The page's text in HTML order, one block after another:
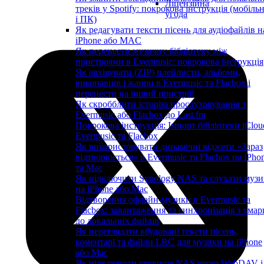
треків у Spotify: покрокова інструкція
і ПК)
Як редагувати тексти пісень для аудіофайлів
iPhone або MAC
Як перенести музичну бібліотеку між
пристроями в Evermusic: покрокова інструкція
Як архівувати (ZIP) плейлисти, альбоми,
виконавців і жанри в Evermusic та Flacbox і
перенести на інший пристрій
Як скробблити історію прослуховування з
Evermusic або Flacbox до Last.fm
Покрокова інструкція: Імпорт бібліотеки
Evermusic та Flacbox
Як використовувати динамічні віджети «Зараз
відтворюється» в Evermusic та Flacbox на
та Mac
Як підключити Synology NAS та слухати
на iPhone або Mac
Відтворення офлайн-музики в Evermusic та
Flacbox: завантаження та синхронізація з
до локальних файлів
Як переглядати вбудовані тексти пісень,
коментарі та файли LRC для музики на iPhone
або Mac
Ліцензійна
угода